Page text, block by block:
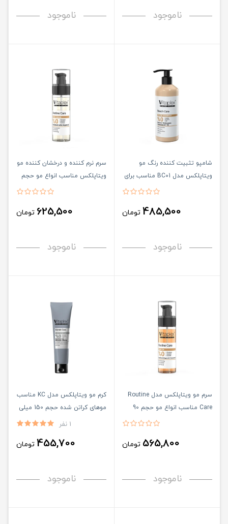
ناموجود ناموجود
شامپو تثبیت کننده رنگ مو
ویتاپلکس مدل BC01 مناسب برای
موی رنگ شده حجم 200 میلی
485,500 تومان
ناموجود
سرم نرم کننده و درخشان کننده مو
ویتاپلکس مناسب انواع مو حجم
625,500 تومان
ناموجود
سرم مو ویتاپلکس مدل Routine
Care مناسب انواع مو حجم 90
565,800 تومان
ناموجود
کرم مو ویتاپلکس مدل KC مناسب
موهای کراتن شده حجم 150 میلی
1 نفر
455,700 تومان
ناموجود